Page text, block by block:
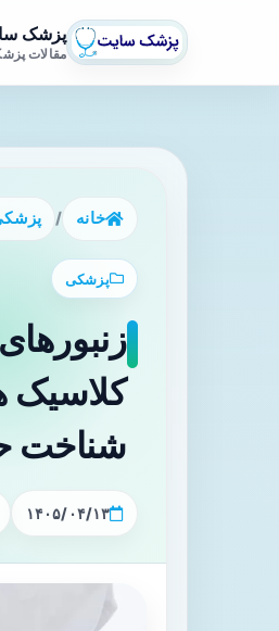
پزشک
مقالات
خانه /
پزشکی
کلاسیک
شناخت
۱۴۰۵/۰۴/۱۳